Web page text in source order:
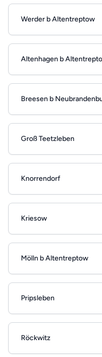
Werder b Altentreptow
Altenhagen b
Breesen b
Groß Teetzleben
Knorrendorf
Kriesow
Mölln b Altentreptow
Pripsleben
Röckwitz